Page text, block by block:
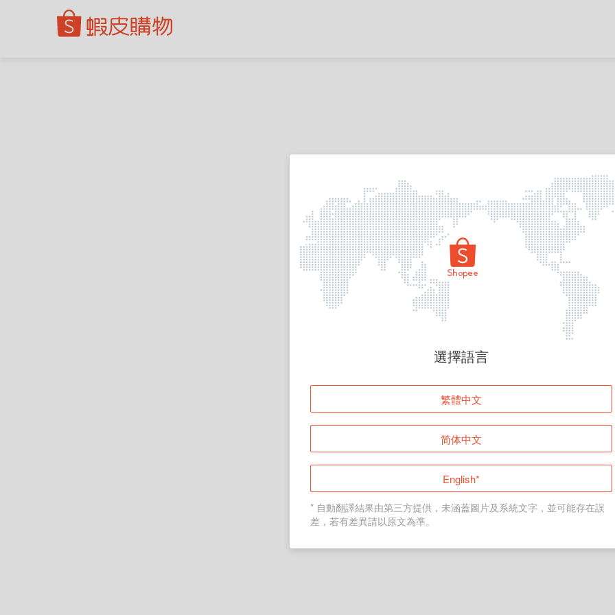
頁面無法顯示
登入
返回首頁
選擇語言
繁體中文
简体中文
English*
* 自動翻譯結果由第三方提供，未涵蓋圖片及系統文字，並可能存在誤
差，若有差異請以原文為準。